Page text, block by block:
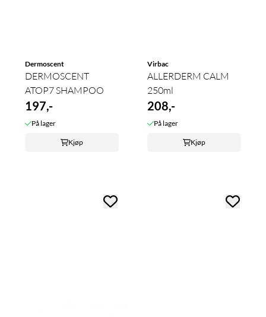
Dermoscent
DERMOSCENT
ATOP7 SHAMPOO
197,-
På lager
Kjøp
Virbac
ALLERDERM CALM
250ml
208,-
På lager
Kjøp